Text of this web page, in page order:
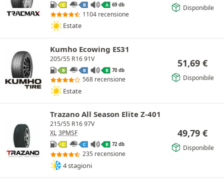
C B A 69 db
1104 recensione
Estate
Disponibile
Kumho Ecowing ES31
205/55 R16 91V
B B B 70 db
568 recensione
Estate
51,69 €
Disponibile
Trazano All Season Elite Z-401
215/55 R16 97V
XL 3PMSF
C C B 72 db
235 recensione
4 stagioni
49,79 €
Disponibile